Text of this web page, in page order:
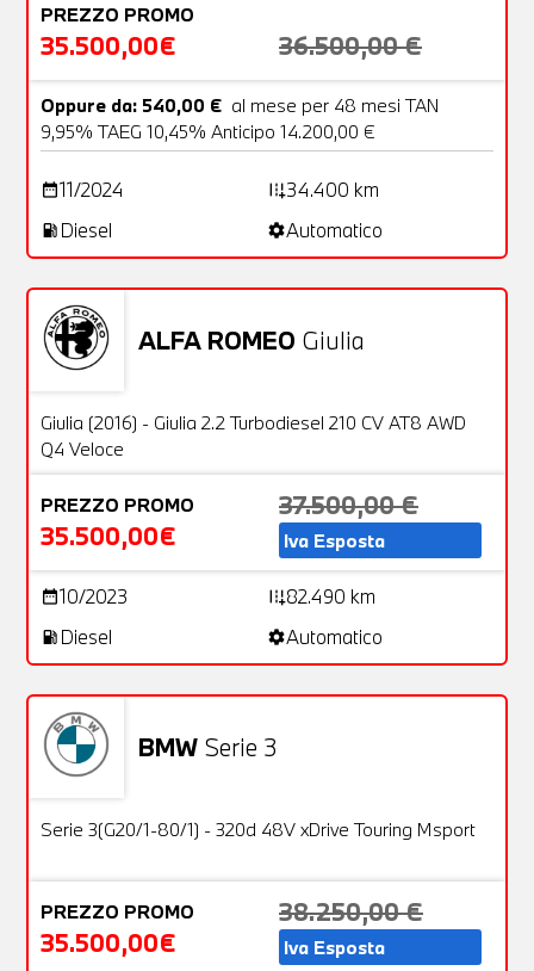
PREZZO PROMO
35.500,00€ 36.500,00 €
Oppure da: 540,00 € al mese per 48 mesi TAN
9,95% TAEG 10,45% Anticipo 14.200,00 €
date_range11/2024 add_road34.400 km
local_gas_station Diesel settingsAutomatico
ALFA ROMEO Giulia
OFFERTA
Usato
Giulia (2016) - Giulia 2.2 Turbodiesel 210 CV AT8 AWD
Q4 Veloce
PREZZO PROMO
35.500,00€
37.500,00 €
Iva Esposta
date_range10/2023 add_road82.490 km
local_gas_station Diesel settingsAutomatico
BMW Serie 3
OFFERTA
Usato
Serie 3(G20/1-80/1) - 320d 48V xDrive Touring Msport
PREZZO PROMO
35.500,00€
38.250,00 €
Iva Esposta